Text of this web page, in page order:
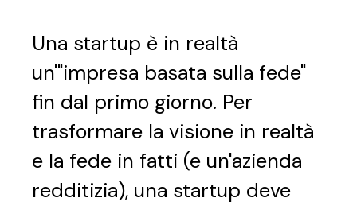
Una startup è in realtà
un'"impresa basata sulla fede"
fin dal primo giorno. Per
trasformare la visione in realtà
e la fede in fatti (e un'azienda
redditizia), una startup deve